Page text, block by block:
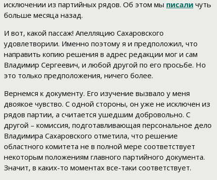
исключении из партийных рядов. Об этом мы писали чуть
больше месяца назад.
И вот, какой пассаж! Апелляцию Сахаровского
удовлетворили. Именно поэтому я и предположил, что
направить копию решения в адрес редакции мог и сам
Владимир Сергеевич, и любой другой по его просьбе. Но
это только предположения, ничего более.
Вернемся к документу. Его изучение вызвало у меня
двоякое чувство. С одной стороны, он уже не исключен из
рядов партии, а считается ушедшим добровольно. С
другой – комиссия, подготавливающая персональное дело
Владимира Сахаровского отметила, что решение
областного комитета не в полной мере соответствует
некоторым положениям главного партийного документа.
Значит, в каких-то моментах все-таки соответствует.